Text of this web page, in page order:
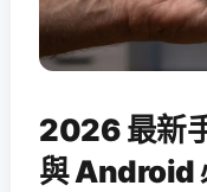
2026 最新
與 Android